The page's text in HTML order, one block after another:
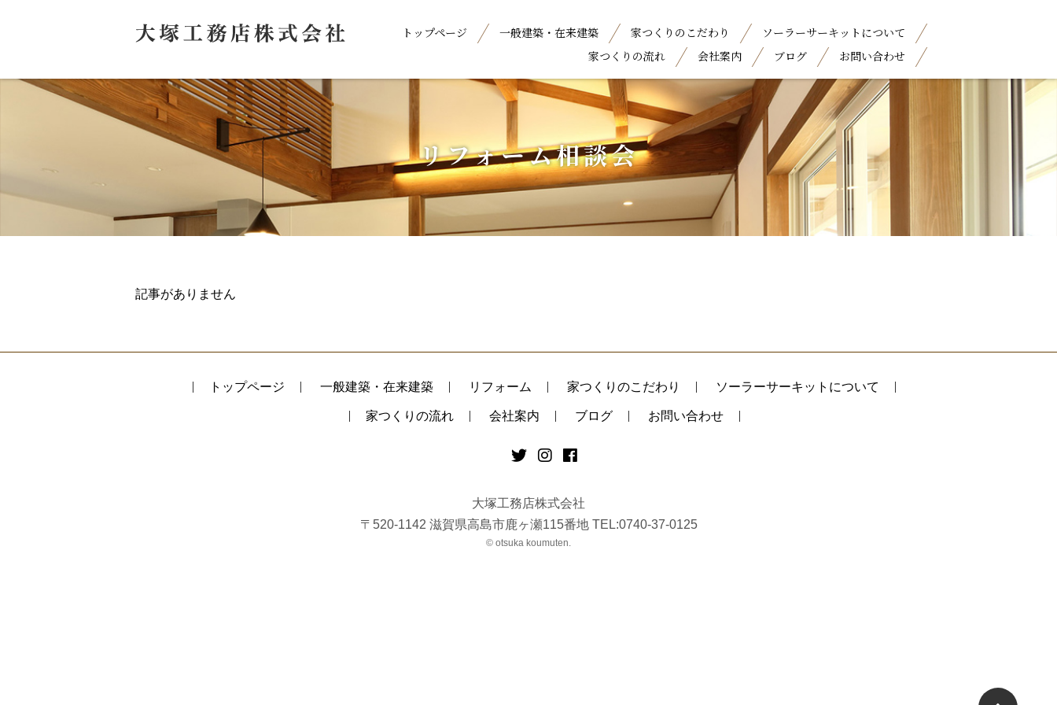
トップページ 一般建築・在来建築 家つくりのこだわり
ソーラーサーキットについて
家つくりの流れ
会社案内 ブログ お問い合わせ
リフォーム相談会
記事がありません
トップページ 一般建築・在来建築 リフォーム 家つくりのこだわり ソーラーサーキットについて
家つくりの流れ 会社案内 ブログ お問い合わせ
大塚工務店株式会社
〒520-1142 滋賀県高島市鹿ヶ瀬115番地 TEL:0740-37-0125
© otsuka koumuten.